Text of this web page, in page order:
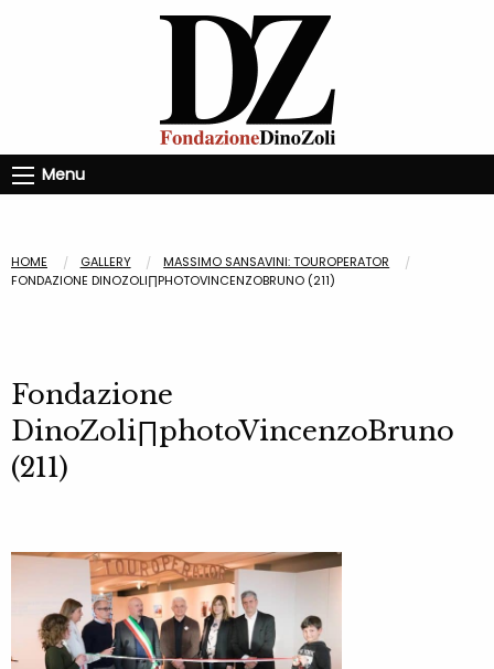
Menu
HOME GALLERY
MASSIMO SANSAVINI: TOUROPERATOR
FONDAZIONE DINOZOLI∏PHOTOVINCENZOBRUNO (211)
Fondazione
DinoZoli∏photoVincenzoBruno
(211)